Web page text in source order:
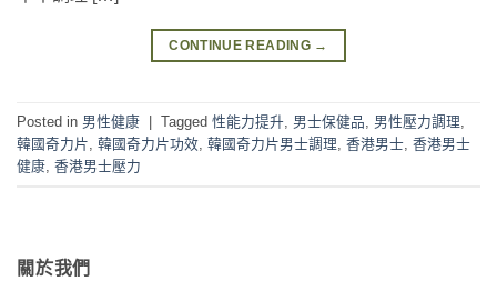
CONTINUE READING →
Posted in 男性健康 | Tagged 性能力提升 男士保健品 男性壓力調理
韓國奇力片 韓國奇力片功效 韓國奇力片男士調理 香港男士 香港男士
健康 香港男士壓力
關於我們